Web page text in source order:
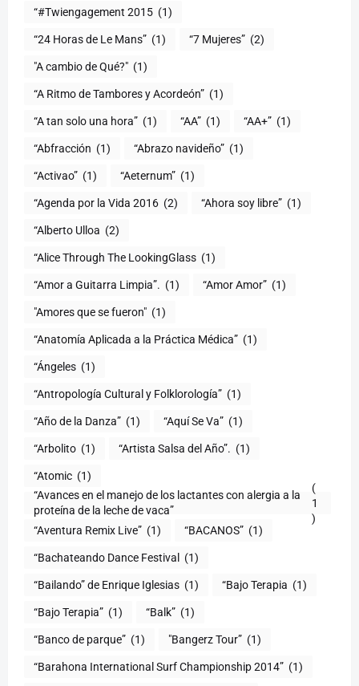
“#Twiengagement 2015 (1)
“24 Horas de Le Mans” (1) “7 Mujeres” (2)
(1)
“A Ritmo de Tambores y Acordeón” (1)
“A tan solo una hora” (1) “AA” (1) “AA+” (1)
“Abfracción (1) “Abrazo navideño” (1)
“Activao” (1) “Aeternum” (1)
“Agenda por la Vida 2016 (2) “Ahora soy libre” (1)
“Alberto Ulloa (2)
“Alice Through The LookingGlass (1)
“Amor a Guitarra Limpia”. (1) “Amor Amor” (1)
"Amores que se fueron" (1)
“Anatomía Aplicada a la Práctica Médica” (1)
“Ángeles (1)
“Antropología Cultural y Folklorología” (1)
“Año de la Danza” (1) “Aquí Se Va” (1)
“Arbolito (1) “Artista Salsa del Año”. (1)
“Atomic (1)
“Avances en el manejo de los lactantes con alergia a la
proteína de la leche de vaca”
(
1
)
“Aventura Remix Live” (1) “BACANOS” (1)
“Bachateando Dance Festival (1)
“Bailando” de Enrique Iglesias (1) “Bajo Terapia (1)
“Bajo Terapia” (1) “Balk” (1)
“Banco de parque” (1) "Bangerz Tour” (1)
“Barahona International Surf Championship 2014” (1)